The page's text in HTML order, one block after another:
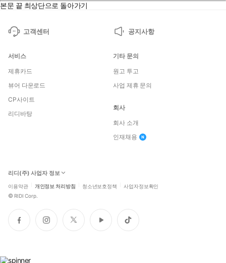
본문 끝 최상단으로 돌아가기
고객센터 공지사항
서비스
제휴카드
뷰어 다운로드
CP사이트
리디바탕
기타 문의
원고 투고
사업 제휴 문의
회사
회사 소개
인재채용
리디(주) 사업자 정보
이용약관 개인정보 처리방침 청소년보호정책 사업자정보확인
© RIDI Corp.
페
이
인
스
트
위
유
튜
틱
톡